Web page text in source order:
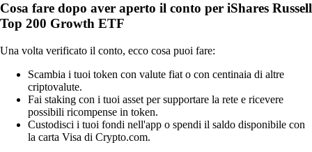
Cosa fare dopo aver aperto il conto per iShares Russell
Top 200 Growth ETF
Una volta verificato il conto, ecco cosa puoi fare:
Scambia i tuoi token con valute fiat o con centinaia di altre
criptovalute.
Fai staking con i tuoi asset per supportare la rete e ricevere
possibili ricompense in token.
Custodisci i tuoi fondi nell'app o spendi il saldo disponibile con
la carta Visa di Crypto.com.